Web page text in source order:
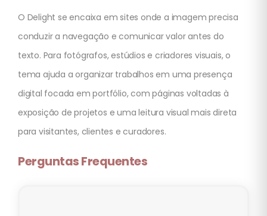
O Delight se encaixa em sites onde a imagem precisa
conduzir a navegação e comunicar valor antes do
texto. Para fotógrafos, estúdios e criadores visuais, o
tema ajuda a organizar trabalhos em uma presença
digital focada em portfólio, com páginas voltadas à
exposição de projetos e uma leitura visual mais direta
para visitantes, clientes e curadores.
Perguntas Frequentes